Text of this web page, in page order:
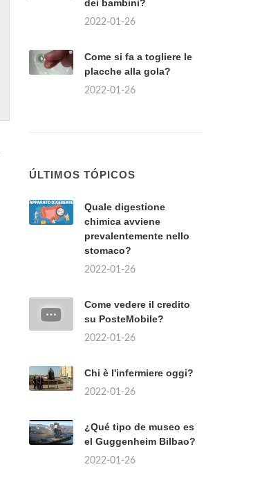
dei bambini?
2022-01-26
Come si fa a togliere le
placche alla gola?
2022-01-26
ÚLTIMOS TÓPICOS
Quale digestione
chimica avviene
prevalentemente nello
stomaco?
2022-01-26
Come vedere il credito
su PosteMobile?
2022-01-26
Chi è l'infermiere oggi?
2022-01-26
¿Qué tipo de museo es
el Guggenheim Bilbao?
2022-01-26